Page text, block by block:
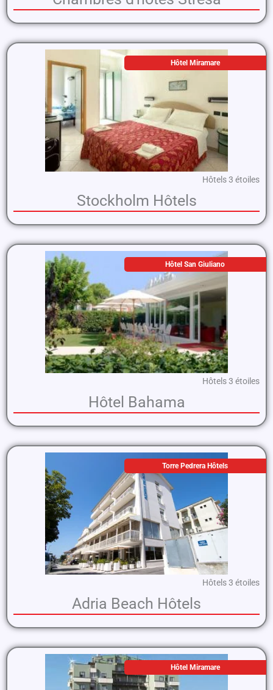
Hôtel Miramare
Hôtels 3 étoiles
Stockholm Hôtels
Hôtel San Giuliano
Hôtels 3 étoiles
Hôtel Bahama
Torre Pedrera Hôtels
Hôtels 3 étoiles
Adria Beach Hôtels
Hôtel Miramare